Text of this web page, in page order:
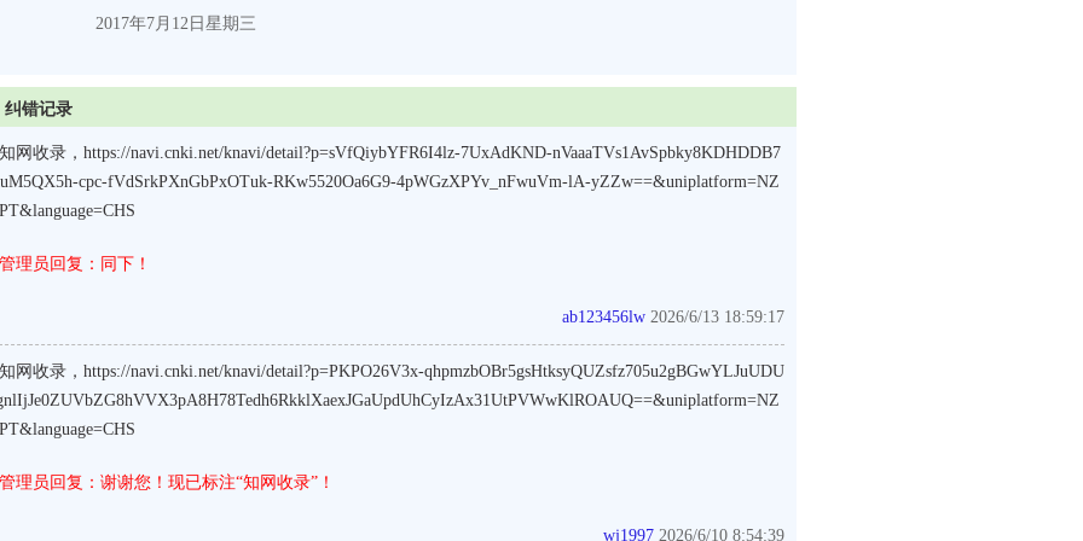
2017年7月 12 日 星期三
纠错记录
知网收录，https://navi.cnki.net/knavi/detail?p=sVfQiybYFR6I4lz-7UxAdKND-nVaaaTVs1AvSpbky8KDHDDB7
cpc-fVdSrkPXnGbPxOTuk-RKw5520Oa6G9-4pWGzXPYv_nFwuVm-lA-yZZw==&uniplatform=NZ
管理员回复：同下！
ab123456lw 2026/6/13 18:59:17
知网收录，https://navi.cnki.net/knavi/detail?p=PKPO26V3x-qhpmzbOBr5gsHtksyQUZsfz705u2gBGwYLJuUDU
管理员回复：谢谢您！现已标注“知网收录”！
wj1997 2026/6/10 8:54:39